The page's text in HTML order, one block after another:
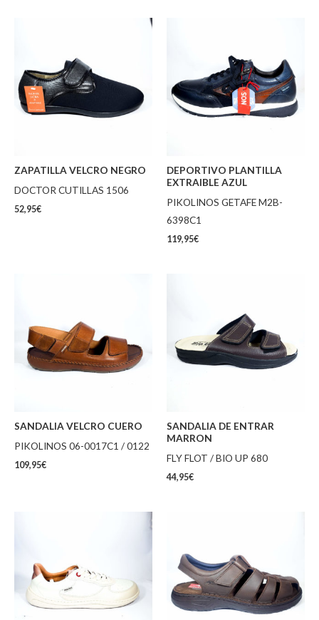
ZAPATILLA VELCRO NEGRO
DOCTOR CUTILLAS 1506
52,95€
DEPORTIVO PLANTILLA
EXTRAIBLE AZUL
PIKOLINOS GETAFE M2B-
6398C1
119,95€
SANDALIA VELCRO CUERO
PIKOLINOS 06-0017C1 / 0122
109,95€
SANDALIA DE ENTRAR
MARRON
FLY FLOT / BIO UP 680
44,95€